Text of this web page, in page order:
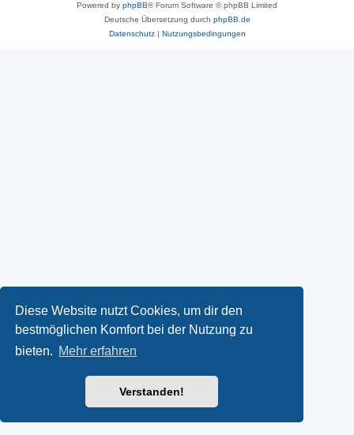
Diese Website nutzt Cookies, um dir den
bestmöglichen Komfort bei der Nutzung zu
bieten. Mehr erfahren
Verstanden!
Powered by phpBB® Forum Software © phpBB Limited
Deutsche Übersetzung durch phpBB.de
Datenschutz| Nutzungsbedingungen